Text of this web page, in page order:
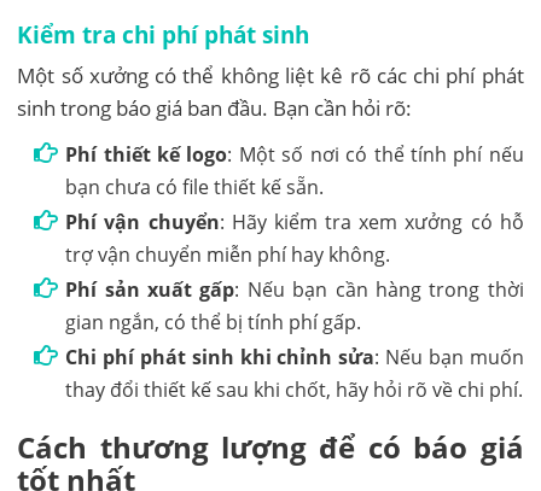
Kiểm tra chi phí phát sinh
Một số xưởng có thể không liệt kê rõ các chi phí phát
sinh trong báo giá ban đầu. Bạn cần hỏi rõ:
Phí thiết kế logo: Một số nơi có thể tính phí nếu
bạn chưa có file thiết kế sẵn.
Phí vận chuyển: Hãy kiểm tra xem xưởng có hỗ
trợ vận chuyển miễn phí hay không.
Phí sản xuất gấp: Nếu bạn cần hàng trong thời
gian ngắn, có thể bị tính phí gấp.
Chi phí phát sinh khi chỉnh sửa: Nếu bạn muốn
thay đổi thiết kế sau khi chốt, hãy hỏi rõ về chi phí.
Cách thương lượng để có báo giá
tốt nhất